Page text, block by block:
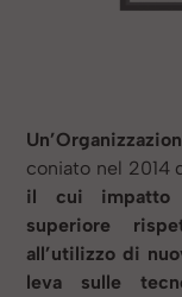
coniato nel 2014
il cui impatto
superiore
all’utilizzo di
leva sulle